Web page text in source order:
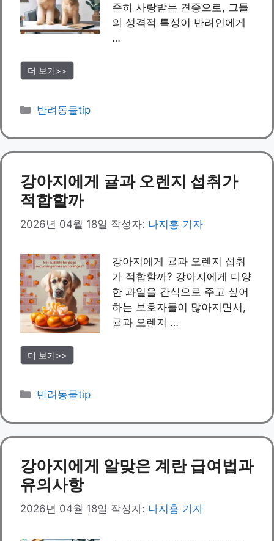
준히 사랑받는 견종으로, 그들
의 성격적 특성이 반려인에게
…
더 보기>>
카
고
리
반려동물tip
강아지에게 귤과 오렌지 섭취가
적합할까
2026년 04월 18일 작성자: 나지홍 기자
강아지에게 귤과 오렌지 섭취
가 적합할까? 강아지에게 다양
한 과일을 간식으로 주고 싶어
하는 보호자들이 많아지면서,
귤과 오렌지 …
더 보기>>
카
고
리
반려동물tip
강아지에게 알맞은 계란 급여법과
유의사항
2026년 04월 18일 작성자: 나지홍 기자